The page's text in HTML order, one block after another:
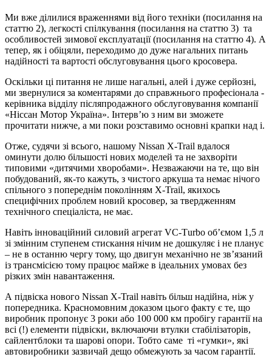
Ми вже ділилися враженнями від його техніки (посилання на
статтю 2), легкості спілкування (посилання на статтю 3) та
особливостей зимової експлуатації (посилання на статтю 4). А
тепер, як і обіцяли, переходимо до дуже нагальних питань
надійності та вартості обслуговування цього кросовера.
Оскільки ці питання не лише нагальні, алей і дуже серйозні,
ми звернулися за коментарями до справжнього професіонала -
керівника відділу післяпродажного обслуговування компанії
«Ніссан Мотор Україна». Інтерв’ю з ним ви зможете
прочитати нижче, а ми поки розставимо основні крапки над i.
Отже, судячи зі всього, нашому Nissan X-Trail вдалося
оминути долю більшості нових моделей та не захворіти
типовими «дитячими хворобами». Незважаючи на те, що він
побудований, як-то кажуть, з чистого аркуша та немає нічого
спільного з попереднім поколінням X-Trail, якихось
специфічних проблем новий кросовер, за твердженням
технічного спеціаліста, не має.
Навіть інноваційний силовий агрегат VС-Тurbo об’ємом 1,5 л
зі змінним ступенем стискання нічим не дошкуляє і не планує
– не в останню чергу тому, що двигун механічно не зв’язаний
із трансмісією тому працює майже в ідеальних умовах без
різких змін навантаження.
А підвіска нового Nissan X-Trail навіть більш надійна, ніж у
попередника. Красномовним доказом цього факту є те, що
виробник пропонує 3 роки або 100 000 км пробігу гарантії на
всі (!) елементи підвіски, включаючи втулки стабілізаторів,
сайлентблоки та шарові опори. Тобто саме ті «гумки», які
автовиробники зазвичай дещо обмежують за часом гарантії.